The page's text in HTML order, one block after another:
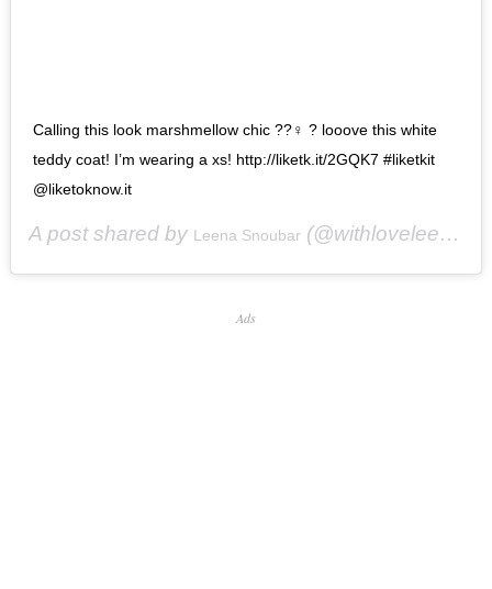
Calling this look marshmellow chic ??‍♀️ ? looove this white
teddy coat! I’m wearing a xs! http://liketk.it/2GQK7 #liketkit
@liketoknow.it
A post shared by Leena Snoubar (@withloveleena) on
Ads